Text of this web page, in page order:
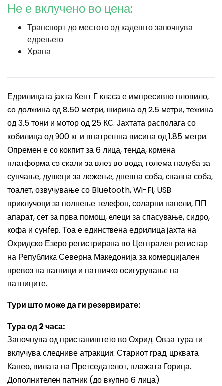
Не е вклучено во цена:
Транспорт до местото од кадешто започнува
едрењето
Храна
Едрилицата јахта Кент Г класа е импресивно пловило,
со должина од 8.50 метри, ширина од 2.5 метри, тежина
од 3.5 тони и мотор од 25 КС. Јахтата располага со
кобилица од 900 кг и внатрешна висина од 1.85 метри.
Опремен е со кокпит за 6 лица, тенда, крмена
платформа со скали за влез во вода, голема палуба за
сунчање, душеци за лежење, дневна соба, спална соба,
тоалет, озвучување со Bluetooth, Wi-Fi, USB
приклучоци за полнење телефон, соларни панели, ПП
апарат, сет за прва помош, елеци за спасување, сидро,
кофа и сунѓер. Тоа е единствена едрилица јахта на
Охридско Езеро регистрирана во Централен регистар
на Република Северна Македонија за комерцијален
превоз на патници и патничко осигурување на
патниците.
Тури што може да ги резервирате:
Тура од 2 часа:
Започнува од пристаништето во Охрид. Оваа тура ги
вклучува следниве атракции: Стариот град, црквата
Канео, вилата на Претседателот, плажата Горица.
Дополнителен патник (до вкупно 6 лица)